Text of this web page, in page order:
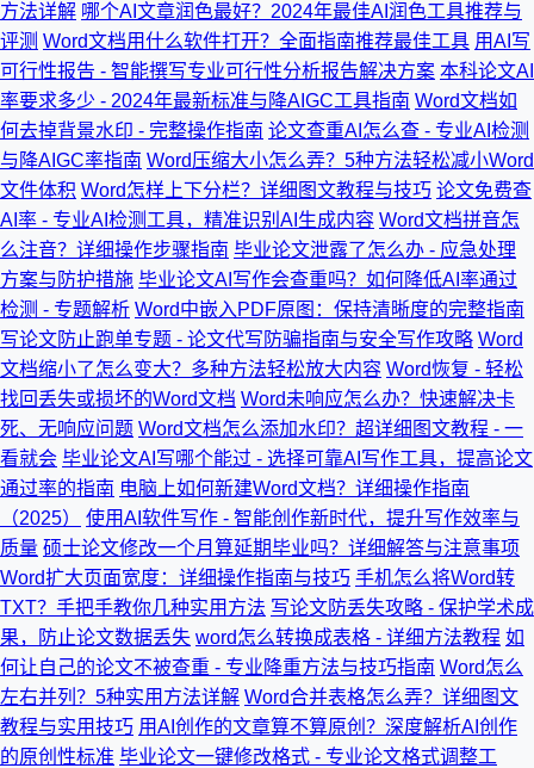
方法详解 哪个AI文章润色最好？2024年最佳AI润色工具推荐与
评测 Word文档用什么软件打开？全面指南推荐最佳工具 用AI写
可行性报告 - 智能撰写专业可行性分析报告解决方案 本科论文AI
率要求多少 - 2024年最新标准与降AIGC工具指南 Word文档如
何去掉背景水印 - 完整操作指南 论文查重AI怎么查 - 专业AI检测
与降AIGC率指南 Word压缩大小怎么弄？5种方法轻松减小Word
文件体积 Word怎样上下分栏？详细图文教程与技巧 论文免费查
AI率 - 专业AI检测工具，精准识别AI生成内容 Word文档拼音怎
么注音？详细操作步骤指南 毕业论文泄露了怎么办 - 应急处理
方案与防护措施 毕业论文AI写作会查重吗？如何降低AI率通过
检测 - 专题解析 Word中嵌入PDF原图：保持清晰度的完整指南
写论文防止跑单专题 - 论文代写防骗指南与安全写作攻略 Word
文档缩小了怎么变大？多种方法轻松放大内容 Word恢复 - 轻松
找回丢失或损坏的Word文档 Word未响应怎么办？快速解决卡
死、无响应问题 Word文档怎么添加水印？超详细图文教程 - 一
看就会 毕业论文AI写哪个能过 - 选择可靠AI写作工具，提高论文
通过率的指南 电脑上如何新建Word文档？详细操作指南
（2025）
使用AI软件写作 - 智能创作新时代，提升写作效率与
质量 硕士论文修改一个月算延期毕业吗？详细解答与注意事项
Word扩大页面宽度：详细操作指南与技巧 手机怎么将Word转
TXT？手把手教你几种实用方法 写论文防丢失攻略 - 保护学术成
果，防止论文数据丢失 word怎么转换成表格 - 详细方法教程 如
何让自己的论文不被查重 - 专业降重方法与技巧指南 Word怎么
左右并列？5种实用方法详解 Word合并表格怎么弄？详细图文
教程与实用技巧 用AI创作的文章算不算原创？深度解析AI创作
的原创性标准 毕业论文一键修改格式 - 专业论文格式调整工